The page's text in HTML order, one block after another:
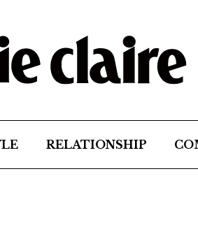
RELATIONSHIP